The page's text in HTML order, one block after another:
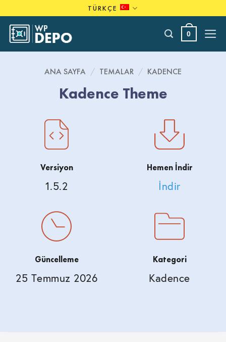
to
content
TÜRKÇE
0
ANA SAYFA / TEMALAR / KADENCE
Kadence Theme
Versiyon
1.5.2
Hemen İndir
İndir
Güncelleme
25 Temmuz 2026
Kategori
Kadence